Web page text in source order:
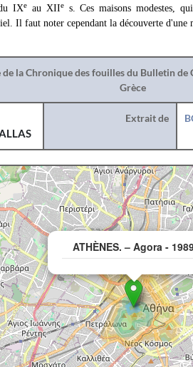
IXe au XIIes. Ces maisons modestes,
Il faut noter cependant la découverte
la Chronique des fouilles du Bulletin
Grèce
Extrait de
ATHÈNES. – Agora -